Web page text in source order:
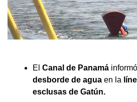
El Canal de Panamá
desborde de agua en la
esclusas de Gatún.